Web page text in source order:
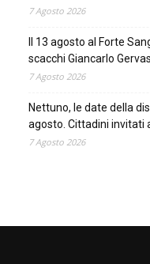
7 Agosto 2026
Il 13 agosto al Forte
scacchi Giancarlo
7 Agosto 2026
Nettuno, le date della
agosto. Cittadini invitati
7 Agosto 2026